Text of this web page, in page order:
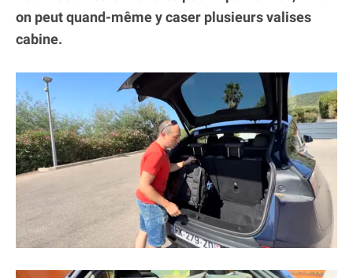
on peut quand-même y caser plusieurs valises
cabine.